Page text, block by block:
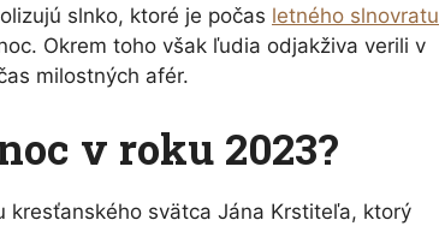
slnko, ktoré je počas letného slnovratu
Okrem toho však ľudia odjakživa verili v
milostných afér.
v roku 2023?
kresťanského svätca Jána Krstiteľa, ktorý